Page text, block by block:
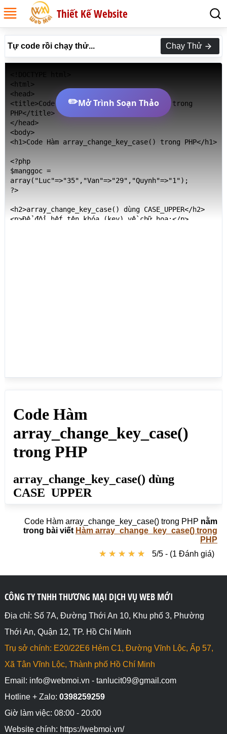
Thiết Kế Website
Tự code rồi chạy thử... Chạy Thử
<html>
<head>
<title>Code Hàm array_change_key_case() trong
PHP</title>
</head>
<body>
<h1>Code Hàm array_change_key_case() trong PHP</h1>
<?php
$manggoc =
array("Luc"=>"35","Van"=>"29","Quynh"=>"1");
?>
<h2>array_change_key_case() dùng CASE_UPPER</h2>
<p>Để đổi hết tên khóa (key) về chữ hoa:</p>
✏️Mở Trình Soạn Thảo
Code Hàm array_change_key_case() trong PHP nằm
trong bài viết Hàm array_change_key_case() trong
PHP
★ ★ ★ ★ ★
★ ★ ★ ★ ★ 5/5 - (1 Đánh giá)
CÔNG TY TNHH THƯƠNG MẠI DỊCH VỤ WEB MỚI
Địa chỉ: Số 7A, Đường Thới An 10, Khu phố 3, Phường
Thới An, Quận 12, TP. Hồ Chí Minh
Trụ sở chính: E20/22E6 Hẻm C1, Đường Vĩnh Lộc, Ấp 57,
Xã Tân Vĩnh Lộc, Thành phố Hồ Chí Minh
Email: info@webmoi.vn - tanlucit09@gmail.com
Hotline + Zalo: 0398259259
Giờ làm việc: 08:00 - 20:00
Website chính: https://webmoi.vn/